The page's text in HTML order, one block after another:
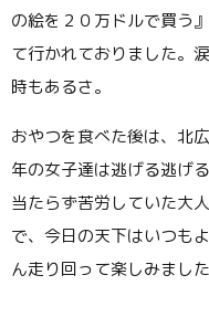
の絵を２０万ドルで買う
て行かれておりました。
時もあるさ。
おやつを食べた後は、北
年の女子達は逃げる逃げ
当たらず苦労していた大
で、今日の天下はいつも
ん走り回って楽しみました